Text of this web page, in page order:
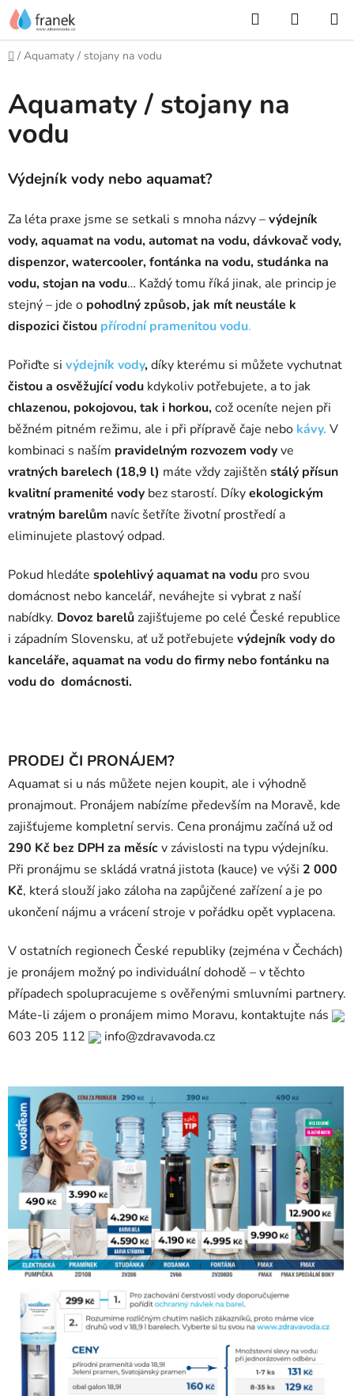
Přejít
na
obsah
Hledat
KOŠÍK
Domů
/ Aquamaty / stojany na vodu
Aquamaty / stojany na
vodu
Výdejník vody nebo aquamat?
Za léta praxe jsme se setkali s mnoha názvy –výdejník
vody, aquamat na vodu, automat na vodu, dávkovač vody,
dispenzor, watercooler, fontánka na vodu, studánka na
vodu, stojan na vodu… Každý tomu říká jinak, ale princip je
stejný – jde o pohodlný způsob, jak mít neustále k
dispozici čistou přírodní pramenitou vodu.
Pořiďte si výdejník vody,díky kterému si můžete vychutnat
čistou a osvěžující vodu kdykoliv potřebujete, a to jak
chlazenou, pokojovou, tak i horkou,což oceníte nejen při
běžném pitném režimu, ale i při přípravě čaje nebo kávy. V
kombinaci s naším pravidelným rozvozem vodyve
vratných barelech (18,9 l) máte vždy zajištěn stálý přísun
kvalitní pramenité vody bez starostí. Díkyekologickým
vratným barelům navíc šetříte životní prostředí a
eliminujete plastový odpad.
Pokud hledáte spolehlivý aquamat na vodu pro svou
domácnost nebo kancelář, neváhejte si vybrat z naší
nabídky. Dovoz barelůzajišťujeme po celé České republice
i západním Slovensku, ať už potřebujete výdejník vody do
kanceláře, aquamat na vodu do firmy nebo fontánku na
vodu do domácnosti.
PRODEJ ČI PRONÁJEM?
Aquamat si u nás můžete nejen koupit, ale i výhodně
pronajmout. Pronájem nabízíme především na Moravě, kde
zajišťujeme kompletní servis. Cena pronájmu začíná už od
290 Kč bez DPH za měsícv závislosti na typu výdejníku.
Při pronájmu se skládá vratná jistota (kauce) ve výši 2 000
Kč, která slouží jako záloha na zapůjčené zařízení a je po
ukončení nájmu a vrácení stroje v pořádku opět vyplacena.
V ostatních regionech České republiky (zejména v Čechách)
je pronájem možný po individuální dohodě – v těchto
případech spolupracujeme s ověřenými smluvními partnery.
Máte-li zájem o pronájem mimo Moravu, kontaktujte nás
603 205 112
info@zdravavoda.cz